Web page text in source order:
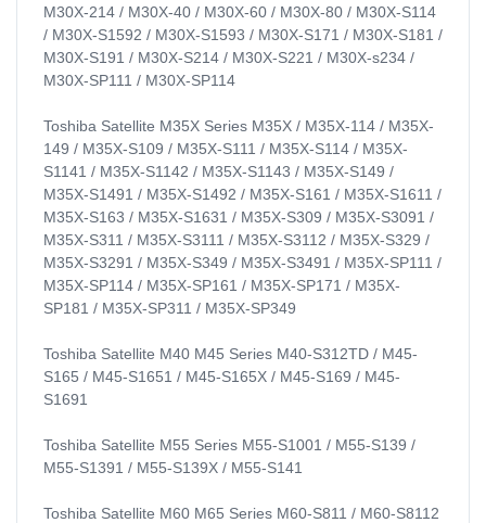
M30X-214 / M30X-40 / M30X-60 / M30X-80 / M30X-S114
/ M30X-S1592 / M30X-S1593 / M30X-S171 / M30X-S181 /
M30X-S191 / M30X-S214 / M30X-S221 / M30X-s234 /
M30X-SP111 / M30X-SP114
Toshiba Satellite M35X Series M35X / M35X-114 / M35X-
149 / M35X-S109 / M35X-S111 / M35X-S114 / M35X-
S1141 / M35X-S1142 / M35X-S1143 / M35X-S149 /
M35X-S1491 / M35X-S1492 / M35X-S161 / M35X-S1611 /
M35X-S163 / M35X-S1631 / M35X-S309 / M35X-S3091 /
M35X-S311 / M35X-S3111 / M35X-S3112 / M35X-S329 /
M35X-S3291 / M35X-S349 / M35X-S3491 / M35X-SP111 /
M35X-SP114 / M35X-SP161 / M35X-SP171 / M35X-
SP181 / M35X-SP311 / M35X-SP349
Toshiba Satellite M40 M45 Series M40-S312TD / M45-
S165 / M45-S1651 / M45-S165X / M45-S169 / M45-
S1691
Toshiba Satellite M55 Series M55-S1001 / M55-S139 /
M55-S1391 / M55-S139X / M55-S141
Toshiba Satellite M60 M65 Series M60-S811 / M60-S8112